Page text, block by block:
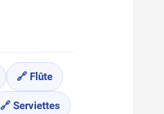
🔗 Flûte
🔗 Serviettes